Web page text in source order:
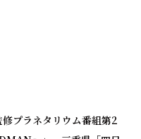
プラネタリウム番組第2